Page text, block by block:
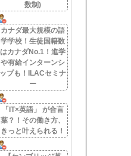
数制)
カナダ最大規模の語
学学校！生徒国籍数
はカナダNo.1！進学
や有給インターンシ
ップも！ILACセミナ
ー
「IT×英語」 が合言
葉？！その働き方、
きっと叶えられる！